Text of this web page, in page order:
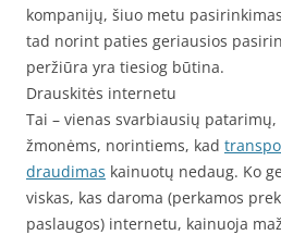
kompanijų, šiuo metu
tad norint paties geriausios
peržiūra yra tiesiog būtina.
Drauskitės internetu
Tai – vienas svarbiausių
žmonėms, norintiems, kad
draudimas kainuotų nedaug. Ko
viskas, kas daroma (perkamos
paslaugos) internetu, kainuoja